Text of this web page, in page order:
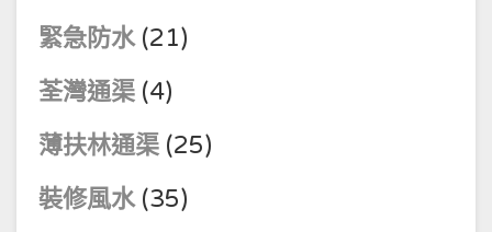
緊急防水(21)
荃灣通渠 (4)
薄扶林通渠 (25)
裝修風水(35)